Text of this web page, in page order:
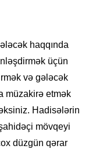
haqqında
üçün
və gələcək
müzakirə etmək
Hadisələrin
mövqeyi
düzgün qərar